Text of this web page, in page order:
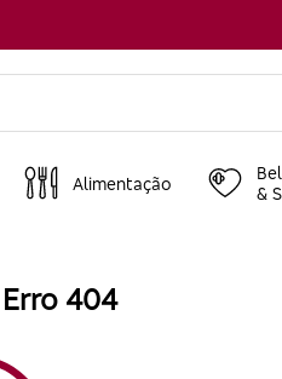
Alimentação
&
Erro 404